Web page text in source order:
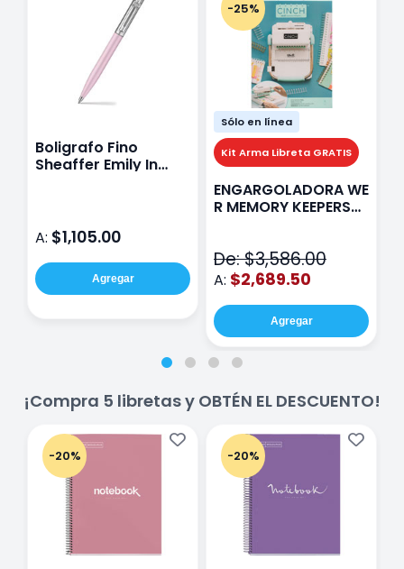
Boligrafo Fino
Sheaffer Emily In
A: $1,105.00
Agregar
-25%
Sólo en línea
Kit Arma Libreta GRATIS
ENGARGOLADORA WE
R MEMORY KEEPERS
De: $3,586.00
A: $2,689.50
Agregar
¡Compra 5 libretas y OBTÉN EL DESCUENTO!
-20% -20%